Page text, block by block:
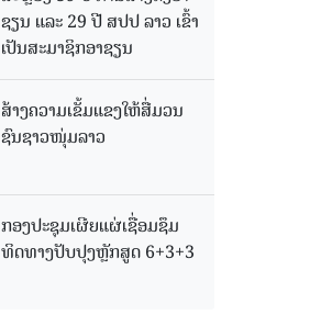
ຊຽນ ແລະ 29 ປີ ສປປ ລາວ ເຂົ້າ
ເປັນສະມາຊິກອາຊຽນ
ສ້າງຄວາມເຂັ້ມແຂງໃຫ້ສື່ມວນ
ຊົນຊາວໜຸ່ມລາວ
ກອງປະຊຸມເຜີຍແຜ່ເຊື່ອມຊຶມ
ທິດທາງປັບປຸງຫຼັກສູດ 6+3+3